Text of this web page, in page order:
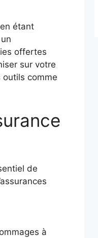
étant
offertes
sur votre
comme
de
à